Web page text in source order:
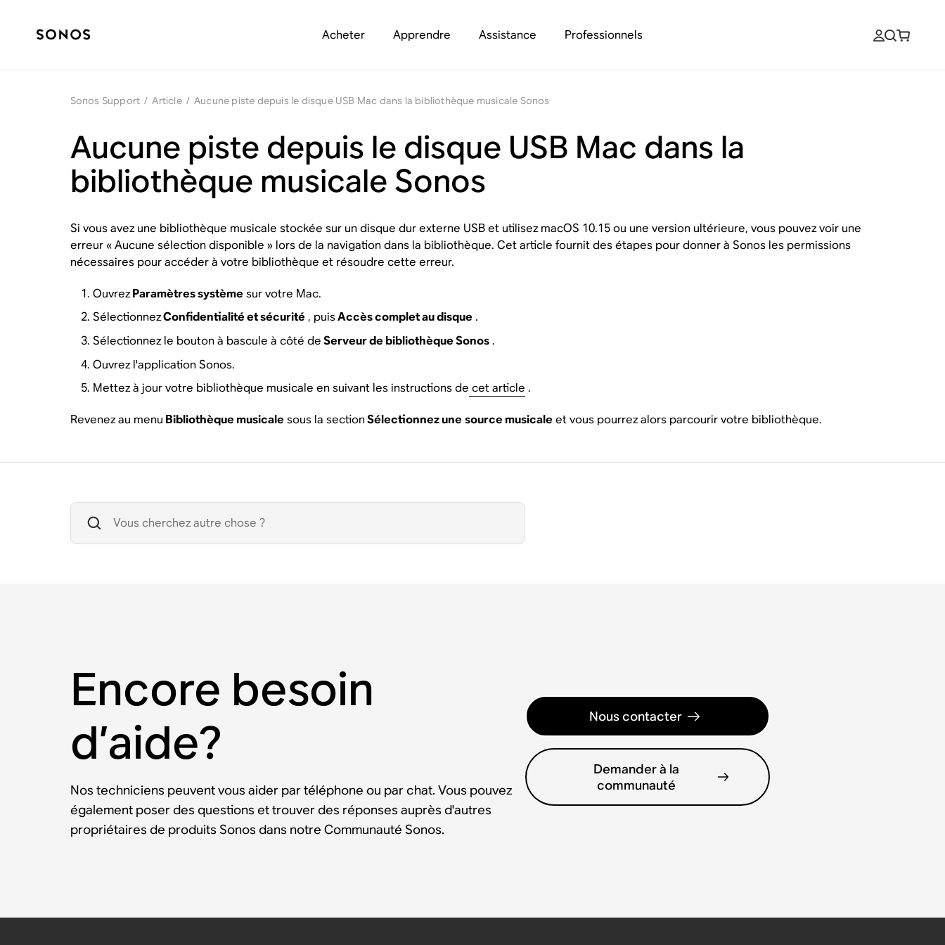
Acheter Apprendre Assistance Professionnels
Sonos Support / Article / Aucune piste depuis le disque USB Mac dans la bibliothèque musicale Sonos
Aucune piste depuis le disque USB Mac dans la
bibliothèque musicale Sonos
Si vous avez une bibliothèque musicale stockée sur un disque dur externe USB et utilisez macOS 10.15 ou une version ultérieure, vous pouvez voir une
erreur « Aucune sélection disponible » lors de la navigation dans la bibliothèque. Cet article fournit des étapes pour donner à Sonos les permissions
nécessaires pour accéder à votre bibliothèque et résoudre cette erreur.
OuvrezParamètres système sur votre Mac.
SélectionnezConfidentialité et sécurité , puisAccès complet au disque .
Sélectionnez le bouton à bascule à côté deServeur de bibliothèque Sonos.
Ouvrez l'application Sonos.
Mettez à jour votre bibliothèque musicale en suivant les instructions de cet article .
Revenez au menu Bibliothèque musicale sous la sectionSélectionnez une source musicale et vous pourrez alors parcourir votre bibliothèque.
Encore besoin
d’aide?
Nos techniciens peuvent vous aider par téléphone ou par chat. Vous pouvez
également poser des questions et trouver des réponses auprès d'autres
propriétaires de produits Sonos dans notre Communauté Sonos.
Nous contacter
Demander à la
communauté